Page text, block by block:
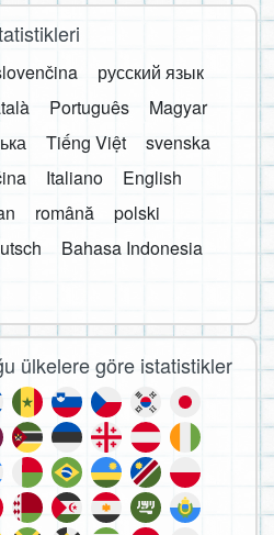
русский язык
Português
Magyar
Tiếng Việt
svenska
Italiano
English
română
polski
Bahasa Indonesia
ülkelere göre istatistikler